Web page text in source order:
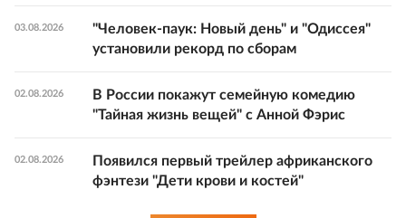
03.08.2026
"Человек-паук: Новый день" и "Одиссея"
установили рекорд по сборам
02.08.2026
В России покажут семейную комедию
"Тайная жизнь вещей" с Анной Фэрис
02.08.2026
Появился первый трейлер африканского
фэнтези "Дети крови и костей"